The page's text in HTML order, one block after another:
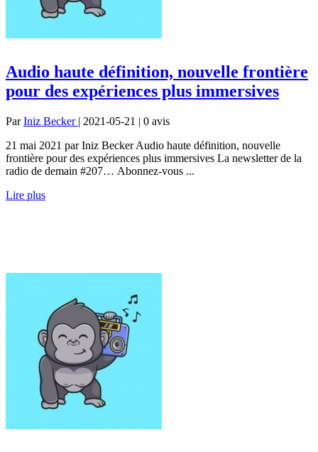
Audio haute définition, nouvelle frontière
pour des expériences plus immersives
ParIniz Becker | 2021-05-21 | 0 avis
21 mai 2021 par Iniz Becker Audio haute définition, nouvelle
frontière pour des expériences plus immersives La newsletter de la
radio de demain #207… Abonnez-vous ...
Lire plus